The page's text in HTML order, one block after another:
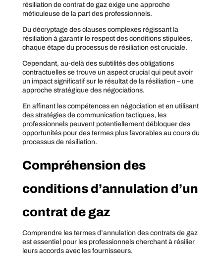
résiliation de contrat de gaz exige une approche
méticuleuse de la part des professionnels.
Du décryptage des clauses complexes régissant la
résiliation à garantir le respect des conditions stipulées,
chaque étape du processus de résiliation est cruciale.
Cependant, au-delà des subtilités des obligations
contractuelles se trouve un aspect crucial qui peut avoir
un impact significatif sur le résultat de la résiliation – une
approche stratégique des négociations.
En affinant les compétences en négociation et en utilisant
des stratégies de communication tactiques, les
professionnels peuvent potentiellement débloquer des
opportunités pour des termes plus favorables au cours du
processus de résiliation.
Compréhension des
conditions d’annulation d’un
contrat de gaz
Comprendre les termes d’annulation des contrats de gaz
est essentiel pour les professionnels cherchant à résilier
leurs accords avec les fournisseurs.